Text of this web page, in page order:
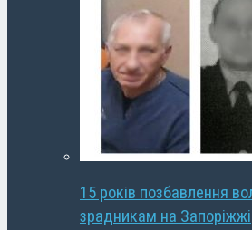
15 років позбавлення
зрадникам на Запоріжжі